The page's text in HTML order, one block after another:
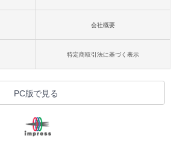
会社概要
特定商取引法に基づく表示
PC版で見る